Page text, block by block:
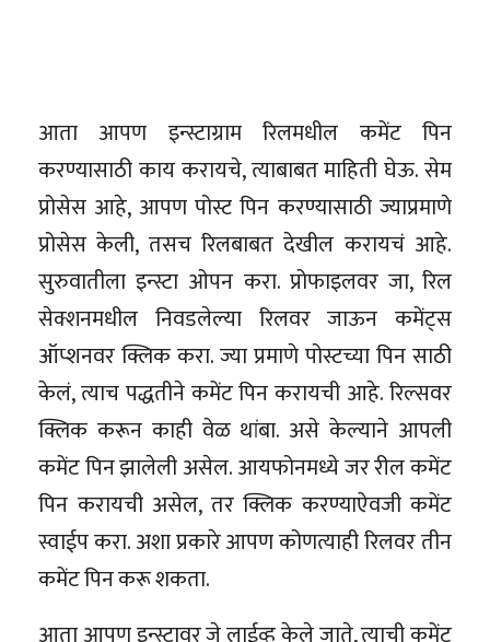
आता आपण इन्स्टाग्राम रिलमधील कमेंट पिन
करण्यासाठी काय करायचे, त्याबाबत माहिती घेऊ. सेम
प्रोसेस आहे, आपण पोस्ट पिन करण्यासाठी ज्याप्रमाणे
प्रोसेस केली, तसच रिलबाबत देखील करायचं आहे.
सुरुवातीला इन्स्टा ओपन करा. प्रोफाइलवर जा, रिल
सेक्शनमधील निवडलेल्या रिलवर जाऊन कमेंट्स
ऑप्शनवर क्लिक करा. ज्या प्रमाणे पोस्टच्या पिन साठी
केलं, त्याच पद्धतीने कमेंट पिन करायची आहे. रिल्सवर
क्लिक करून काही वेळ थांबा. असे केल्याने आपली
कमेंट पिन झालेली असेल. आयफोनमध्ये जर रील कमेंट
पिन करायची असेल, तर क्लिक करण्याऐवजी कमेंट
स्वाईप करा. अशा प्रकारे आपण कोणत्याही रिलवर तीन
कमेंट पिन करू शकता.